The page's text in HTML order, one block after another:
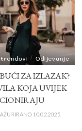
trendovi Odijevanje
ZA IZLAZAK?
KOJA UVIJEK
10.02.2025.